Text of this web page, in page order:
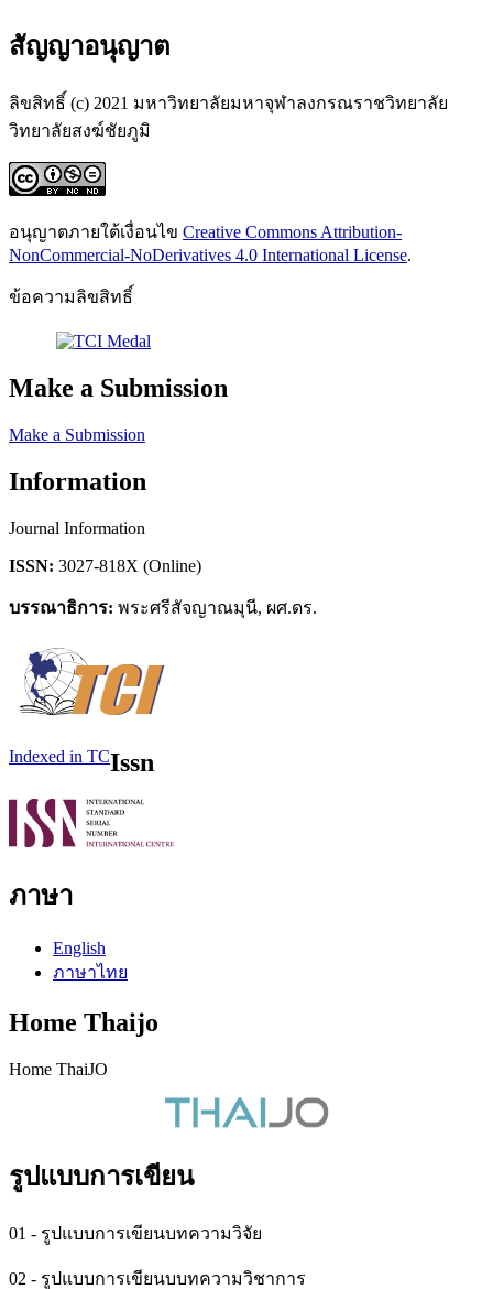
สัญญาอนุญาต
ลิขสิทธิ์ (c) 2021 มหาวิทยาลัยมหาจุฬาลงกรณราชวิทยาลัย
วิทยาลัยสงฆ์ชัยภูมิ
อนุญาตภายใต้เงื่อนไข Creative Commons Attribution-
NonCommercial-NoDerivatives 4.0 International License.
ข้อความลิขสิทธิ์
Make a Submission
Make a Submission
Information
Journal Information
ISSN: 3027-818X (Online)
บรรณาธิการ: พระศรีสัจญาณมุนี, ผศ.ดร.
Indexed in TCIssn
ภาษา
English
ภาษาไทย
Home Thaijo
Home ThaiJO
รูปแบบการเขียน
01 - รูปแบบการเขียนบทความวิจัย
02 - รูปแบบการเขียนบบทความวิชาการ